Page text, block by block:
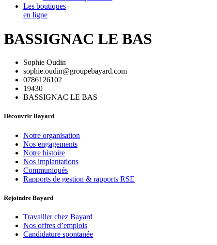
Les boutiques
en ligne
BASSIGNAC LE BAS
Sophie Oudin
sophie.oudin@groupebayard.com
0786126102
19430
BASSIGNAC LE BAS
Découvrir Bayard
Notre organisation
Nos engagements
Notre histoire
Nos implantations
Communiqués
Rapports de gestion & rapports RSE
Rejoindre Bayard
Travailler chez Bayard
Nos offres d’emplois
Candidature spontanée